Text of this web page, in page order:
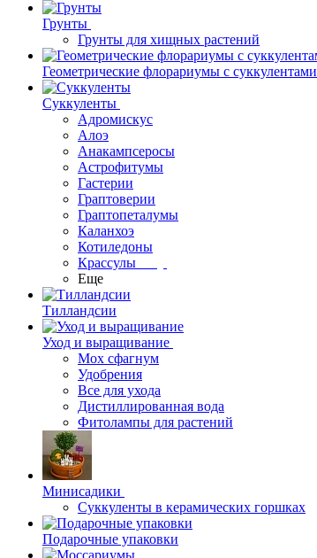
Грунты
Грунты для хищных растений
Геометрические флорариумы с суккулентами
Суккуленты
Адромискус
Алоэ
Анакампсеросы
Астрофитумы
Гастерии
Граптоверии
Граптопеталумы
Каланхоэ
Котиледоны
Крассулы
Еще
Тилландсии
Уход и выращивание
Мох сфагнум
Удобрения
Все для ухода
Дистиллированная вода
Фитолампы для растений
Минисадики
Суккуленты в керамических горшках
Подарочные упаковки